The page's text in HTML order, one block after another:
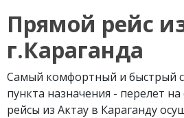
Прямой рейс
г.Караганда
Самый комфортный и быстрый
пункта назначения - перелет
рейсы из Актау в Караганду